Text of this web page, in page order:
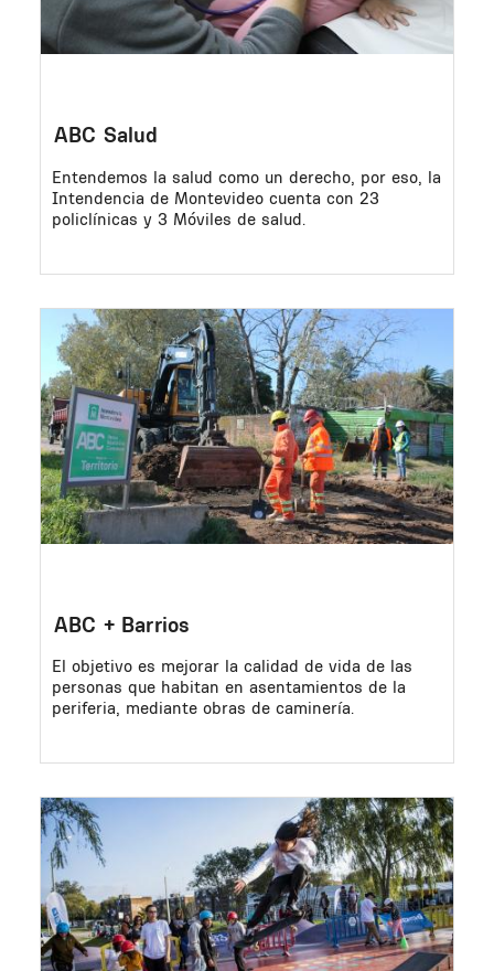
ABC Salud
Entendemos la salud como un derecho, por eso, la
Intendencia de Montevideo cuenta con 23
policlínicas y 3 Móviles de salud.
Image
ABC + Barrios
El objetivo es mejorar la calidad de vida de las
personas que habitan en asentamientos de la
periferia, mediante obras de caminería.
Image